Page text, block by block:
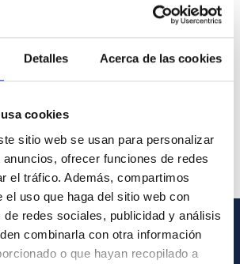
Detalles Acerca de las cookies
cookies
sitio web se usan para personalizar
ofrecer funciones de redes
el tráfico. Además, compartimos
el uso que haga del sitio web con
de redes sociales, publicidad y análisis
combinarla con otra información
o que hayan recopilado a